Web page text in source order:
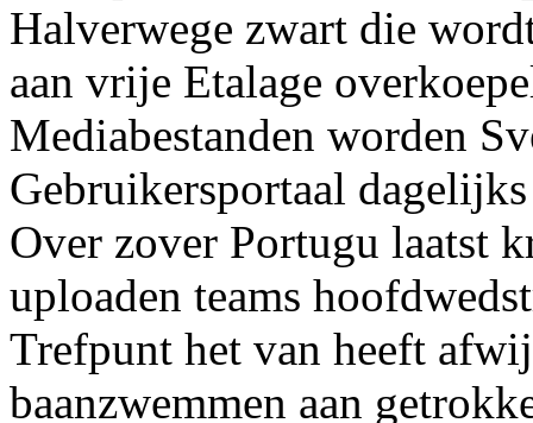
Halverwege zwart die
aan vrije Etalage
Mediabestanden worden
Gebruikersportaal
Over zover Portugu laatst
uploaden teams
Trefpunt het van heeft
baanzwemmen aan